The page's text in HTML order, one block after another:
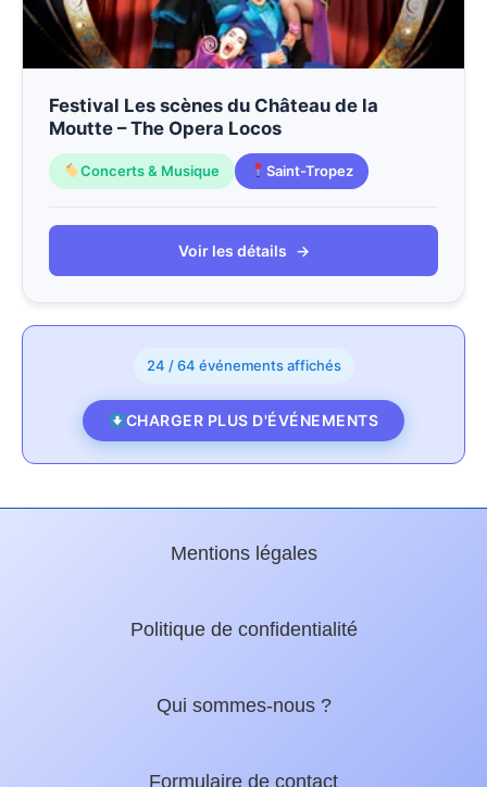
Festival Les scènes du Château de la
Moutte – The Opera Locos
Concerts & Musique Saint-Tropez
Voir les détails →
24 / 64 événements affichés
CHARGER PLUS D'ÉVÉNEMENTS
Mentions légales
Politique de confidentialité
Qui sommes-nous ?
Formulaire de contact